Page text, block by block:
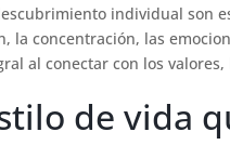
individual son
la concentración, las
al conectar con los valores,
de vida